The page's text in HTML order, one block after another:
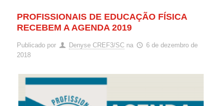
PROFISSIONAIS DE EDUCAÇÃO FÍSICA
RECEBEM A AGENDA 2019
Publicado por Denyse CREF3/SC na
6 de dezembro de
2018